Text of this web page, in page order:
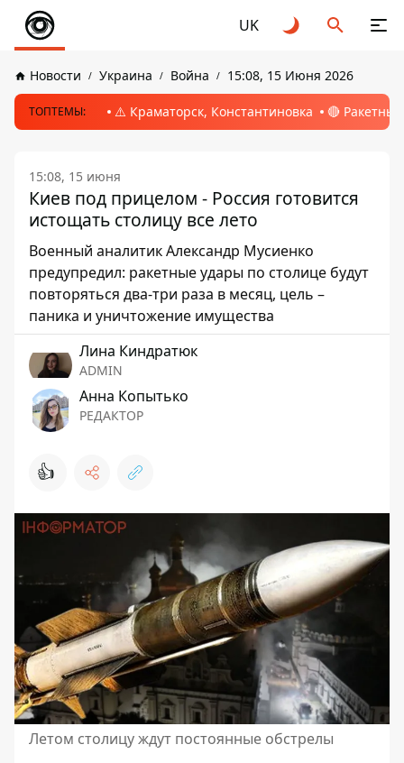
UK
Новости Украина Война 15:08, 15 Июня 2026
ТОПТЕМЫ: ⚠️ Краматорск, Константиновка 🔴
15:08, 15 июня
Киев под прицелом - Россия готовится
истощать столицу все лето
Военный аналитик Александр Мусиенко
предупредил: ракетные удары по столице будут
повторяться два-три раза в месяц, цель –
паника и уничтожение имущества
Лина Киндратюк
ADMIN
Анна Копытько
РЕДАКТОР
👍
Летом столицу ждут постоянные обстрелы